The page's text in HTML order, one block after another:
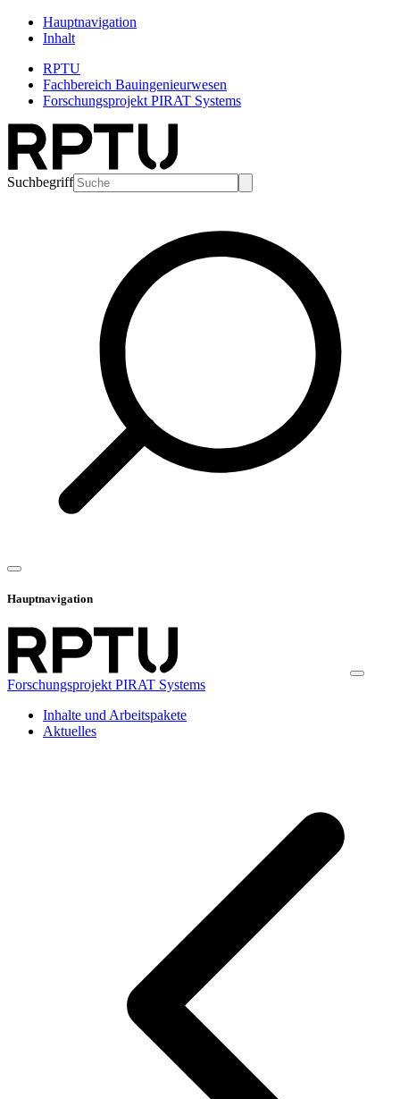
Hauptnavigation
Inhalt
RPTU
Fachbereich Bauingenieurwesen
Forschungsprojekt PIRAT Systems
Suchbegriff
Hauptnavigation
Forschungsprojekt PIRAT Systems
Inhalte und Arbeitspakete
Aktuelles